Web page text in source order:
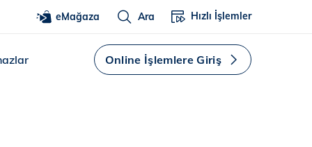
eMağaza Ara Hızlı İşlemler
Online İşlemlere Giriş